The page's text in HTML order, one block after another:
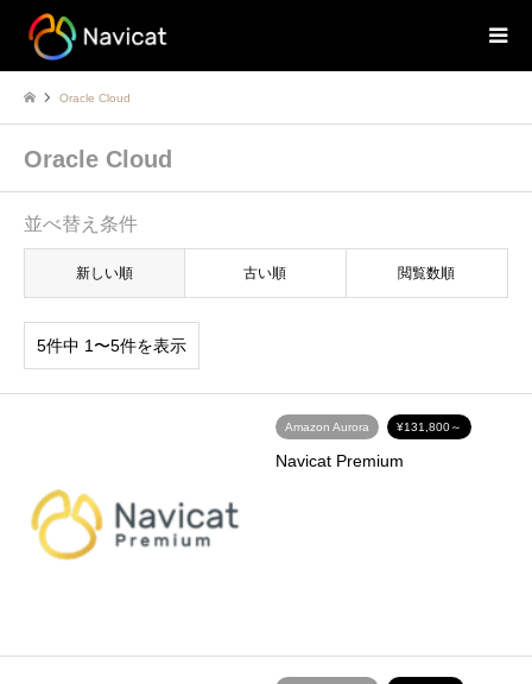
Oracle Cloud
Oracle Cloud
並べ替え条件
新しい順 古い順 閲覧数順
5件中 1〜5件を表示
Amazon Aurora ¥131,800～
Navicat Premium